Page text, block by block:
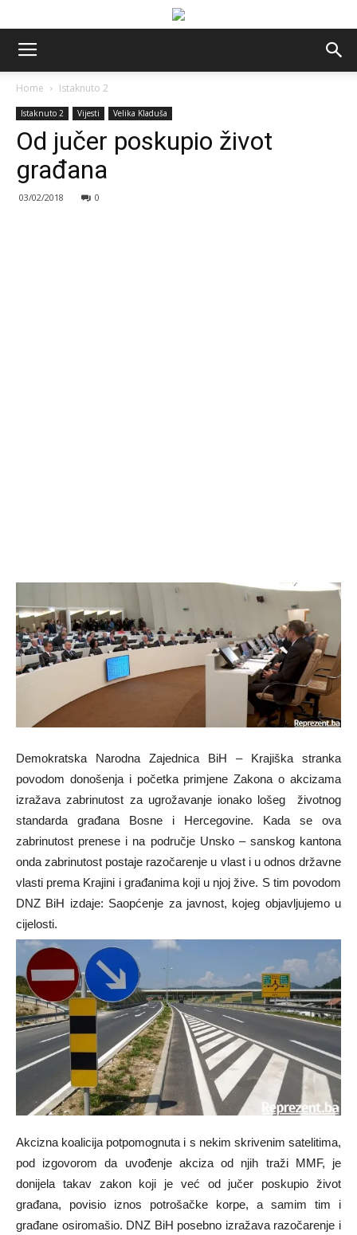
Home Istaknuto 2
Istaknuto 2 Vijesti Velika Kladuša
Od jučer poskupio život
građana
03/02/2018 0
Demokratska Narodna Zajednica BiH – Krajiška stranka
povodom donošenja i početka primjene Zakona o akcizama
izražava zabrinutost za ugrožavanje ionako lošeg životnog
standarda građana Bosne i Hercegovine. Kada se ova
zabrinutost prenese i na područje Unsko – sanskog kantona
onda zabrinutost postaje razočarenje u vlast i u odnos državne
vlasti prema Krajini i građanima koji u njoj žive. S tim povodom
DNZ BiH izdaje: Saopćenje za javnost, kojeg objavljujemo u
cijelosti.
Akcizna koalicija potpomognuta i s nekim skrivenim satelitima,
pod izgovorom da uvođenje akciza od njih traži MMF, je
donijela takav zakon koji je već od jučer poskupio život
građana, povisio iznos potrošačke korpe, a samim tim i
građane osiromašio. DNZ BiH posebno izražava razočarenje i